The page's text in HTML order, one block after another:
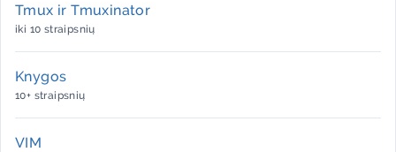
Tmux ir Tmuxinator
iki 10 straipsnių
Knygos
10+ straipsnių
VIM